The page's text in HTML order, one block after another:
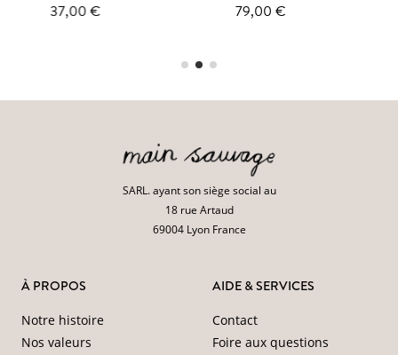
37,00 €
79,00 €
SARL. ayant son siège social au
18 rue Artaud
69004 Lyon France
À PROPOS
Notre histoire
Nos valeurs
AIDE & SERVICES
Contact
Foire aux questions